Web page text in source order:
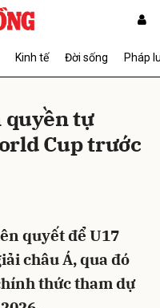
Kinh tế Đời sống Pháp
quyền tự
Cup trước
quyết để U17
châu Á, qua đó
thức tham dự
Hủy Gửi